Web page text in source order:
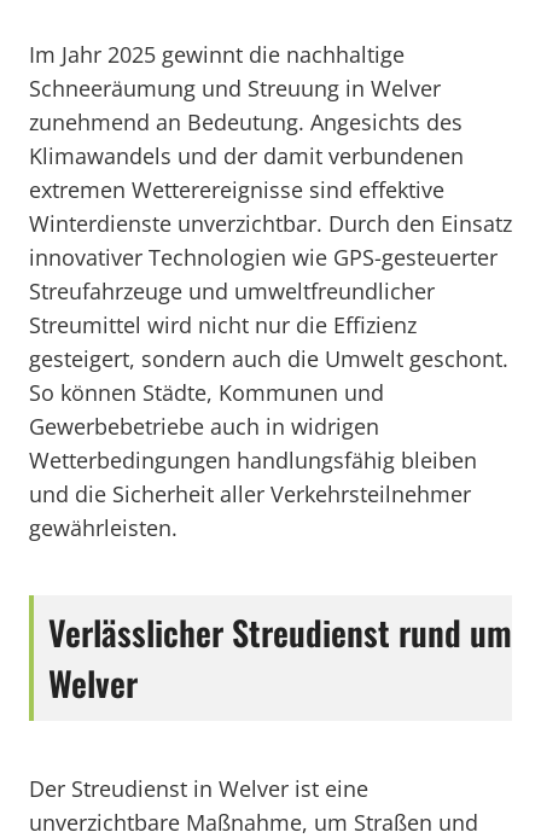
Im Jahr 2025 gewinnt die nachhaltige
Schneeräumung und Streuung in Welver
zunehmend an Bedeutung. Angesichts des
Klimawandels und der damit verbundenen
extremen Wetterereignisse sind effektive
Winterdienste unverzichtbar. Durch den Einsatz
innovativer Technologien wie GPS-gesteuerter
Streufahrzeuge und umweltfreundlicher
Streumittel wird nicht nur die Effizienz
gesteigert, sondern auch die Umwelt geschont.
So können Städte, Kommunen und
Gewerbebetriebe auch in widrigen
Wetterbedingungen handlungsfähig bleiben
und die Sicherheit aller Verkehrsteilnehmer
gewährleisten.
Verlässlicher Streudienst rund um
Welver
Der Streudienst in Welver ist eine
unverzichtbare Maßnahme, um Straßen und